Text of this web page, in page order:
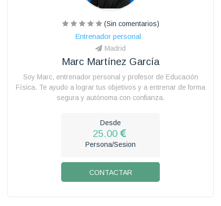
(Sin comentarios)
Entrenador personal
Madrid
Marc Martínez García
Soy Marc, entrenador personal y profesor de Educación
Física. Te ayudo a lograr tus objetivos y a entrenar de forma
segura y autónoma con confianza.
Desde
25.00
Persona/Sesion
CONTACTAR